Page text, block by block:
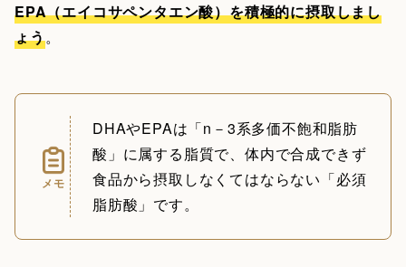
EPA（エイコサペンタエン酸）を積極的に摂取しまし
ょう。
メモ
DHAやEPAは「n－3系多価不飽和脂肪
酸」に属する脂質で、体内で合成できず
食品から摂取しなくてはならない「必須
脂肪酸」です。